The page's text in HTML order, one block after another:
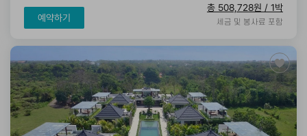
예약하기
총 508,728원 / 1박
세금 및 봉사료 포함